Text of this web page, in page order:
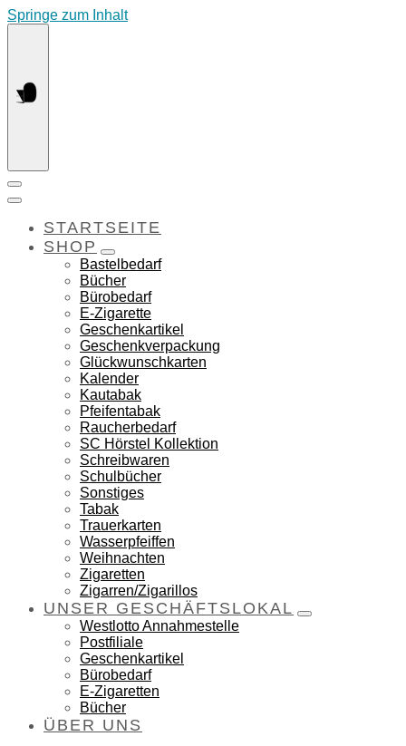
Springe zum Inhalt
STARTSEITE
SHOP
Bastelbedarf
Bücher
Bürobedarf
E-Zigarette
Geschenkartikel
Geschenkverpackung
Glückwunschkarten
Kalender
Kautabak
Pfeifentabak
Raucherbedarf
SC Hörstel Kollektion
Schreibwaren
Schulbücher
Sonstiges
Tabak
Trauerkarten
Wasserpfeiffen
Weihnachten
Zigaretten
Zigarren/Zigarillos
UNSER GESCHÄFTSLOKAL
Westlotto Annahmestelle
Postfiliale
Geschenkartikel
Bürobedarf
E-Zigaretten
Bücher
ÜBER UNS